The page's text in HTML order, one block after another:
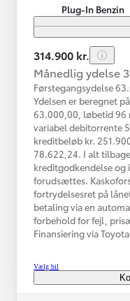
Plug-In Benzin
314.900 kr.
Månedlig ydelse
Førstegangsydelse
Ydelsen er beregnet
63.000,00, løbetid 96
variabel debitorrente
kreditbeløb kr.
78.622,24. I alt
kreditgodkendelse og
forudsættes.
fortrydelsesret på
betaling via en
forbehold for fejl,
Finansiering via
Vælg bil